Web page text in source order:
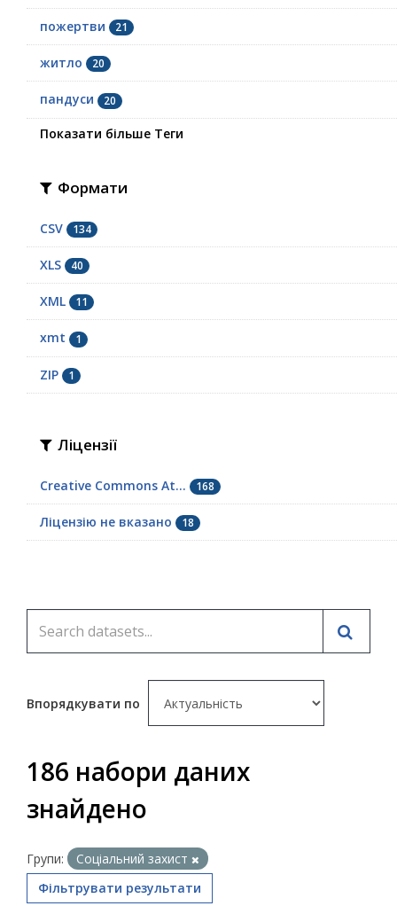
пожертви 21
житло 20
пандуси 20
Показати більше Теги
Формати
CSV 134
XLS 40
XML 11
xmt 1
ZIP 1
Ліцензії
Creative Commons At... 168
Ліцензію не вказано 18
Впорядкувати по
186 набори даних
знайдено
Групи:
Соціальний захист
Фільтрувати результати